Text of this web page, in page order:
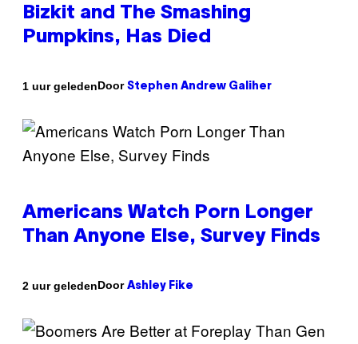
Bizkit and The Smashing
Pumpkins, Has Died
1 uur geledenDoor Stephen Andrew Galiher
Americans Watch Porn Longer
Than Anyone Else, Survey Finds
2 uur geledenDoor Ashley Fike